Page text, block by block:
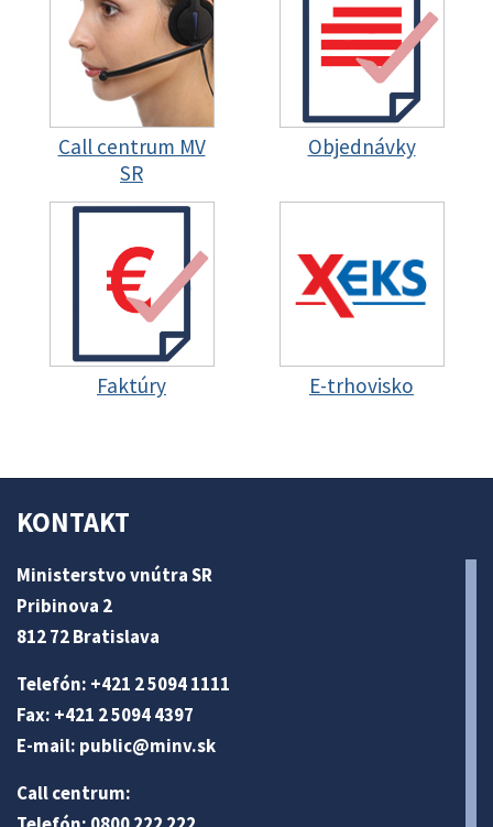
Call centrum MV
SR
Objednávky
Faktúry E-trhovisko
KONTAKT
Ministerstvo vnútra SR
Pribinova 2
812 72 Bratislava
Telefón: +421 2 5094 1111
Fax: +421 2 5094 4397
E-mail: public@minv.sk
Call centrum: